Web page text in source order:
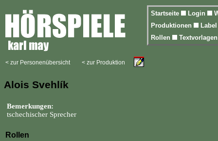
Startseite Login
Produktionen
Rollen
< zur Personenübersicht < zur Produktion
Alois Svehlík
Bemerkungen:
tschechischer Sprecher
Rollen